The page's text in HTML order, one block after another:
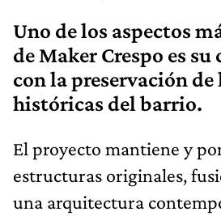
Uno de los aspectos
de Maker Crespo es su
con la preservación de
históricas del barrio.
El proyecto mantiene y
estructuras originales,
una arquitectura